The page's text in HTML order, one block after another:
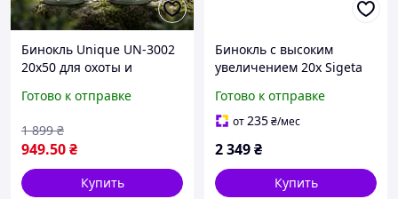
Бинокль Unique UN-3002
20х50 для охоты и
водонепроницаемый с
Готово к отправке
949.50₴
1 899 ₴
Купить
Бинокль с высоким
увеличением 20х Sigeta
/Svart/ -stunning-
products-for-life-
Готово к отправке
от235₴/мес
2 349₴
Купить